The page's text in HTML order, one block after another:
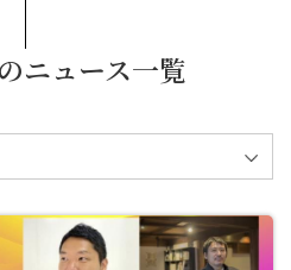
ニュース一覧